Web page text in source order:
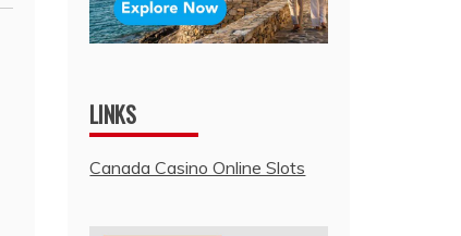
LINKS
Canada Casino Online Slots